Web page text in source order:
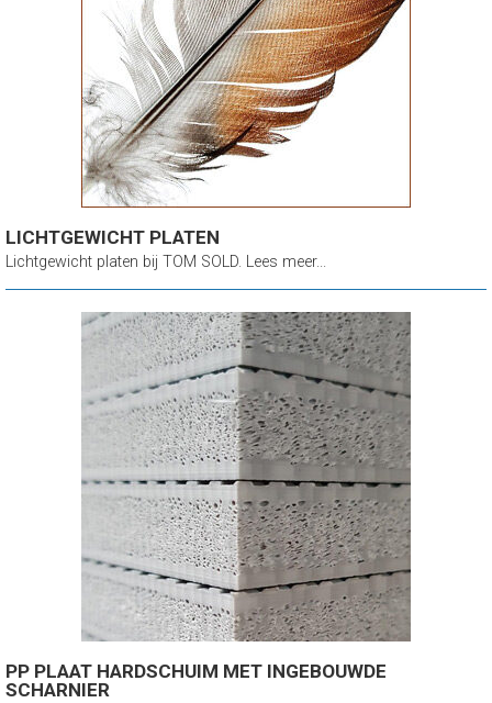
LICHTGEWICHT PLATEN
Lichtgewicht platen bij TOM SOLD. Lees meer...
PP PLAAT HARDSCHUIM MET INGEBOUWDE
SCHARNIER